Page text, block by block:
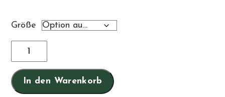
Größe
Behörde
Menge
In den Warenkorb